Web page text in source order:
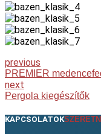
previous
PREMIER
next
Pergola kiegészítők
KAPCSOLATOK